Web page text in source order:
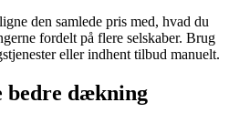
den samlede pris med, hvad du
fordelt på flere selskaber. Brug
eller indhent tilbud manuelt.
bedre dækning